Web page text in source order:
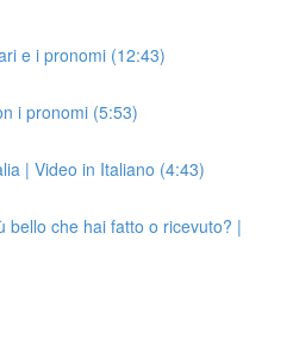
e i pronomi (12:43)
i pronomi (5:53)
| Video in Italiano (4:43)
bello che hai fatto o ricevuto? |